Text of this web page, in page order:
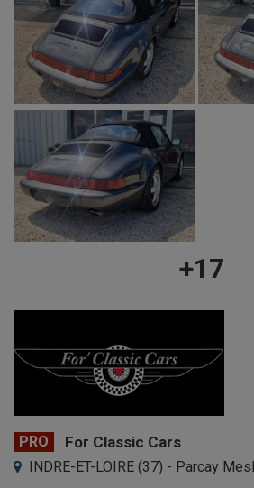
+17
PRO For Classic Cars
INDRE-ET-LOIRE (37) - Parcay